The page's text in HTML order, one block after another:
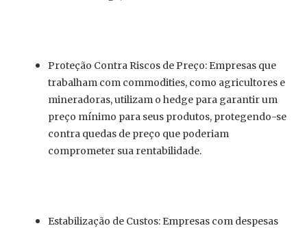
Proteção Contra Riscos de Preço: Empresas que
trabalham com commodities, como agricultores e
mineradoras, utilizam o hedge para garantir um
preço mínimo para seus produtos, protegendo-se
contra quedas de preço que poderiam
comprometer sua rentabilidade.
Estabilização de Custos: Empresas com despesas